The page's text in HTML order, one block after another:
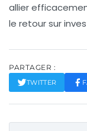
allier
le retour sur
PARTAGER :
TWITTER